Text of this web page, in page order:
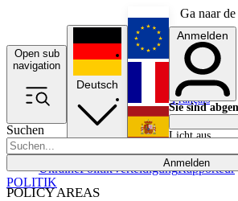
Ga naar
Open sub
navigation
Suchen
Anmelden
POLICY AREAS
UkrainePolitikVerteidigungRapporteur
Deutsch
English
Français
Anmelden
Sie sind
Licht aus
POLITIK